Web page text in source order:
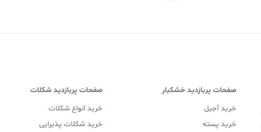
صفحات پربازدید خشکبار
خرید آجیل
خرید پسته
صفحات پربازدید شکلات
خرید انواع شکلات
خرید شکلات پذیرایی